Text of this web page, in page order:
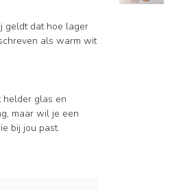
geldt dat hoe lager
als warm wit
helder glas en
maar wil je een
bij jou past.